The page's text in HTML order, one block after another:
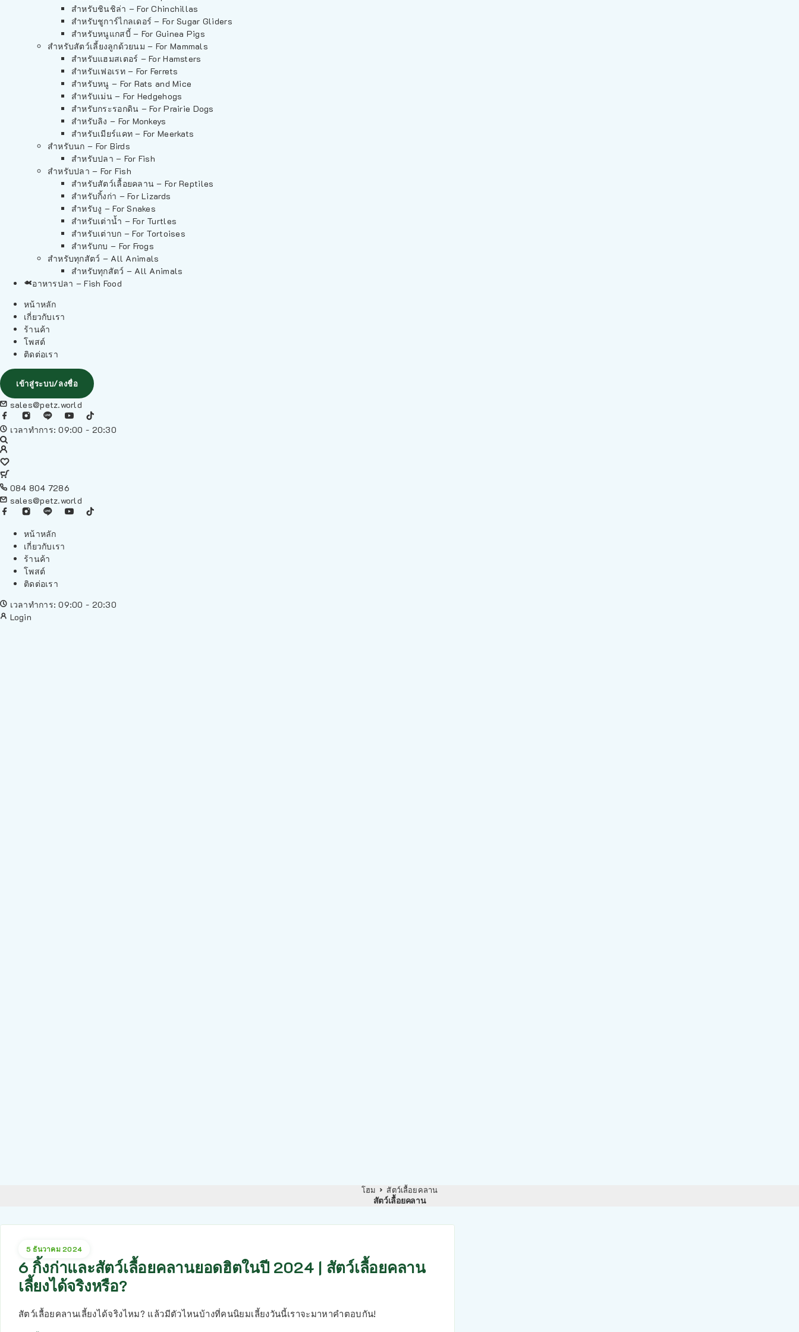
สำหรับชินชิล่า – For Chinchillas
สำหรับชูการ์ไกลเดอร์ – For Sugar Gliders
สำหรับหนูแกสบี้ – For Guinea Pigs
สำหรับสัตว์เลี้ยงลูกด้วยนม – For Mammals
สำหรับแฮมสเตอร์ – For Hamsters
สำหรับเฟอเรท – For Ferrets
สำหรับหนู – For Rats and Mice
สำหรับเม่น – For Hedgehogs
สำหรับกระรอกดิน – For Prairie Dogs
สำหรับลิง – For Monkeys
สำหรับเมียร์แคท – For Meerkats
สำหรับนก – For Birds
สำหรับปลา – For Fish
สำหรับปลา – For Fish
สำหรับสัตว์เลื้อยคลาน – For Reptiles
สำหรับกิ้งก่า – For Lizards
สำหรับงู – For Snakes
สำหรับเต่าน้ำ – For Turtles
สำหรับเต่าบก – For Tortoises
สำหรับกบ – For Frogs
สำหรับทุกสัตว์ – All Animals
สำหรับทุกสัตว์ – All Animals
อาหารปลา – Fish Food
หน้าหลัก
เกี่ยวกับเรา
ร้านค้า
โพสต์
ติดต่อเรา
เข้าสู่ระบบ/ลงชื่อ
sales@petz.world
เวลาทำการ: 09:00 - 20:30
084 804 7286
sales@petz.world
หน้าหลัก
เกี่ยวกับเรา
ร้านค้า
โพสต์
ติดต่อเรา
เวลาทำการ: 09:00 - 20:30
Login
โฮม สัตว์เลื้อยคลาน
สัตว์เลื้อยคลาน
5 ธันวาคม 2024
6 กิ้งก่าและสัตว์เลื้อยคลานยอดฮิตในปี 2024 | สัตว์เลื้อยคลาน
เลี้ยงได้จริงหรือ?
สัตว์เลื้อยคลานเลี้ยงได้จริงไหม? แล้วมีตัวไหนบ้างที่คนนิยมเลี้ยงวันนี้เราจะมาหาคำตอบกัน!